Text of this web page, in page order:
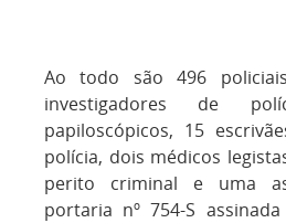
Ao todo são 496
investigadores de
papiloscópicos, 15
polícia, dois médicos
perito criminal e uma
portaria nº 754-S